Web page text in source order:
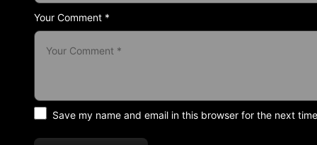
Your Comment *
Save my name and email in this browser for the next